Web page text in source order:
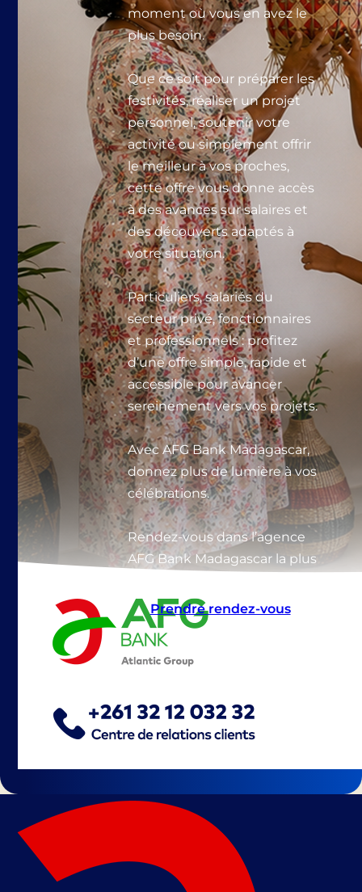
moment où vous en avez le
plus besoin.
Que ce soit pour préparer les
festivités, réaliser un projet
personnel, soutenir votre
activité ou simplement offrir
le meilleur à vos proches,
cette offre vous donne accès
à des avances sur salaires et
des découverts adaptés à
votre situation.
Particuliers, salariés du
secteur privé, fonctionnaires
et professionnels : profitez
d’une offre simple, rapide et
accessible pour avancer
sereinement vers vos projets.
Avec AFG Bank Madagascar,
donnez plus de lumière à vos
célébrations.
Rendez-vous dans l’agence
AFG Bank Madagascar la plus
Prendre rendez-vous